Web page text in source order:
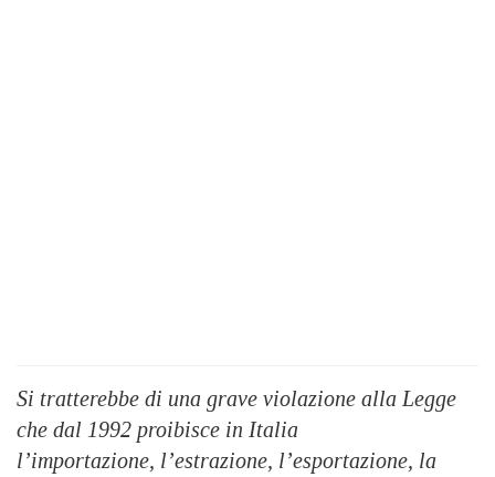
Si tratterebbe di una grave violazione alla Legge
che dal 1992 proibisce in Italia
l’importazione, l’estrazione, l’esportazione, la